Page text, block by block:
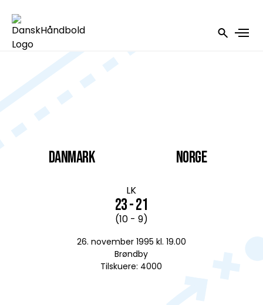
DANMARK
LK
23 - 21
(10 - 9)
26. november 1995 kl. 19.00
Brøndby
Tilskuere: 4000
Norge